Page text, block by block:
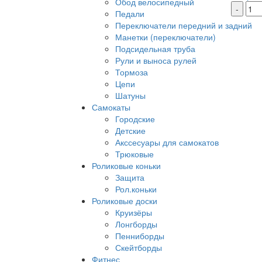
Педали
Переключатели передний и задний
Манетки (переключатели)
Подсидельная труба
Рули и выноса рулей
Тормоза
Цепи
Шатуны
Самокаты
Городские
Детские
Акссесуары для самокатов
Трюковые
Роликовые коньки
Защита
Рол.коньки
Роликовые доски
Круизёры
Лонгборды
Пенниборды
Скейтборды
Фитнес
-